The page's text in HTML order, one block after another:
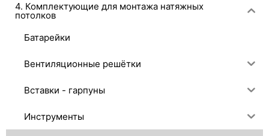
4. Комплектующие для монтажа натяжных
потолков
Батарейки
Вентиляционные решётки
Вставки - гарпуны
Инструменты